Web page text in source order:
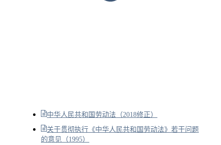
中华人民共和国劳动法（2018修正）
关于贯彻执行《中华人民共和国劳动法》若干问题
的意见（1995）